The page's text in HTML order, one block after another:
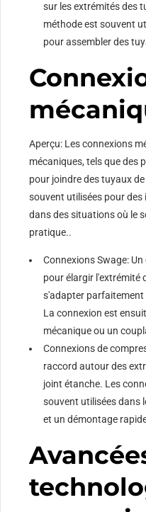
sur les extrémités des
méthode est souvent
pour assembler des
Aperçu: Les connexions
mécaniques, tels que des
pour joindre des tuyaux
souvent utilisées pour
dans des situations où le
pratique..
Connexions Swage:
pour élargir l'extrémité
s'adapter parfaitement
La connexion est
mécanique ou un
Connexions de
raccord autour des
joint étanche. Les
souvent utilisées dans
et un démontage